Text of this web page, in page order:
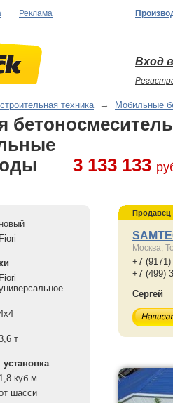
Реклама
Вход
техника → Мобильные
3 133 133
новый
Fiori
Fiori
т
1,8 куб.м
шасси
Продавец
Москва,
+7
+7 (499)
Сергей